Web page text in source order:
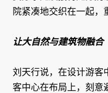
院紧凑地交织在一起，
让大自然与建筑物融合
刘天行说，在设计游客
客中心在布局上，刻意